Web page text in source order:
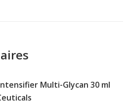
Multi-Glycan 30 ml